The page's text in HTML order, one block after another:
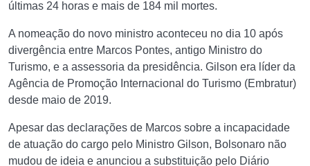
últimas 24 horas e mais de 184 mil mortes.
A nomeação do novo ministro aconteceu no dia 10 após
divergência entre Marcos Pontes, antigo Ministro do
Turismo, e a assessoria da presidência. Gilson era líder da
Agência de Promoção Internacional do Turismo (Embratur)
desde maio de 2019.
Apesar das declarações de Marcos sobre a incapacidade
de atuação do cargo pelo Ministro Gilson, Bolsonaro não
mudou de ideia e anunciou a substituição pelo Diário